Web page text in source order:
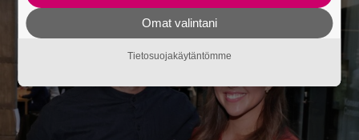
Omat valintani
Tietosuojakäytäntömme